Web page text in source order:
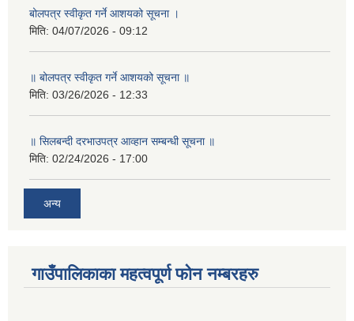
बोलपत्र स्वीकृत गर्ने आशयको सूचना ।
मिति: 04/07/2026 - 09:12
॥ बोलपत्र स्वीकृत गर्ने आशयको सूचना ॥
मिति: 03/26/2026 - 12:33
॥ सिलबन्दी दरभाउपत्र आव्हान सम्बन्धी सूचना ॥
मिति: 02/24/2026 - 17:00
अन्य
गाउँपालिकाका महत्वपूर्ण फोन नम्बरहरु